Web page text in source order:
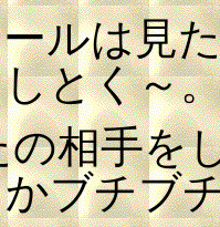
ルは見
とく～
相手を
ブチブ